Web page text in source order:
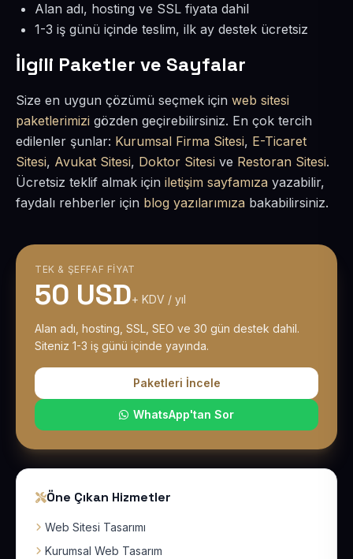
Alan adı, hosting ve SSL fiyata dahil
1-3 iş günü içinde teslim, ilk ay destek ücretsiz
İlgili Paketler ve Sayfalar
Size en uygun çözümü seçmek için web sitesi
paketlerimizi gözden geçirebilirsiniz. En çok tercih
edilenler şunlar: Kurumsal Firma Sitesi, E-Ticaret
Sitesi, Avukat Sitesi, Doktor Sitesi ve Restoran Sitesi.
Ücretsiz teklif almak için iletişim sayfamıza yazabilir,
faydalı rehberler için blog yazılarımıza bakabilirsiniz.
TEK & ŞEFFAF FIYAT
50 USD+ KDV / yıl
Alan adı, hosting, SSL, SEO ve 30 gün destek dahil.
Siteniz 1-3 iş günü içinde yayında.
Paketleri İncele
WhatsApp'tan Sor
Öne Çıkan Hizmetler
Web Sitesi Tasarımı
Kurumsal Web Tasarım